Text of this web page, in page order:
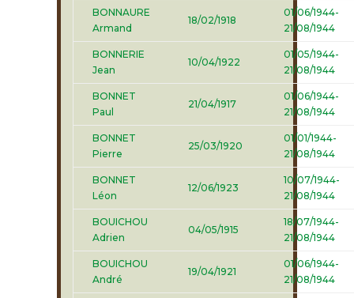
BONNAURE
Armand
18/02/1918
01/06/1944-
21/08/1944
BONNERIE
Jean
10/04/1922
01/05/1944-
21/08/1944
BONNET
Paul
21/04/1917
01/06/1944-
21/08/1944
BONNET
Pierre
25/03/1920
01/01/1944-
21/08/1944
BONNET
Léon
12/06/1923
10/07/1944-
21/08/1944
BOUICHOU
Adrien
04/05/1915
18/07/1944-
21/08/1944
BOUICHOU
André
19/04/1921
01/06/1944-
21/08/1944